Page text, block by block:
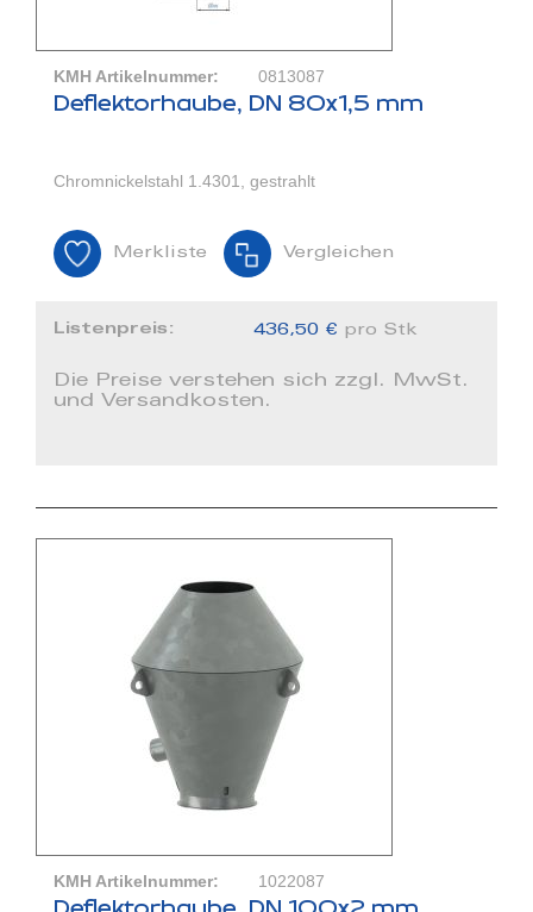
KMH Artikelnummer: 0813087
Deflektorhaube, DN 80x1,5 mm
Chromnickelstahl 1.4301, gestrahlt
Merkliste Vergleichen
Listenpreis: 436,50 € pro Stk
Die Preise verstehen sich zzgl. MwSt.
und Versandkosten.
KMH Artikelnummer: 1022087